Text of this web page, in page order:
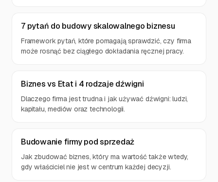
7 pytań do budowy skalowalnego biznesu
Framework pytań, które pomagają sprawdzić, czy firma
może rosnąć bez ciągłego dokładania ręcznej pracy.
Biznes vs Etat i 4 rodzaje dźwigni
Dlaczego firma jest trudna i jak używać dźwigni: ludzi,
kapitału, mediów oraz technologii.
Budowanie firmy pod sprzedaż
Jak zbudować biznes, który ma wartość także wtedy,
gdy właściciel nie jest w centrum każdej decyzji.